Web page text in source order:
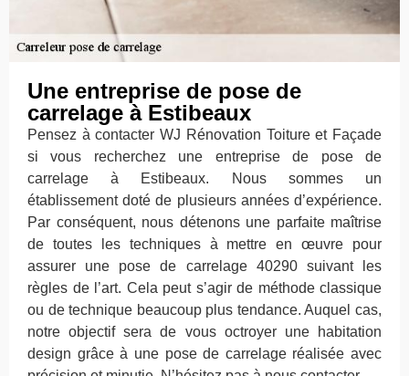
Une entreprise de pose de
carrelage à Estibeaux
Pensez à contacter WJ Rénovation Toiture et Façade
si vous recherchez une entreprise de pose de
carrelage à Estibeaux. Nous sommes un
établissement doté de plusieurs années d’expérience.
Par conséquent, nous détenons une parfaite maîtrise
de toutes les techniques à mettre en œuvre pour
assurer une pose de carrelage 40290 suivant les
règles de l’art. Cela peut s’agir de méthode classique
ou de technique beaucoup plus tendance. Auquel cas,
notre objectif sera de vous octroyer une habitation
design grâce à une pose de carrelage réalisée avec